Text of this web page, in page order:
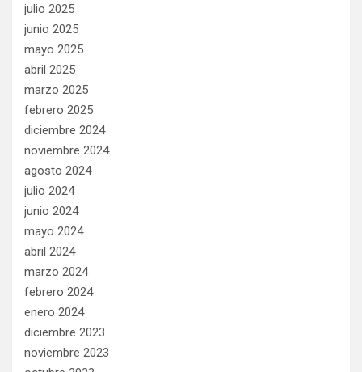
julio 2025
junio 2025
mayo 2025
abril 2025
marzo 2025
febrero 2025
diciembre 2024
noviembre 2024
agosto 2024
julio 2024
junio 2024
mayo 2024
abril 2024
marzo 2024
febrero 2024
enero 2024
diciembre 2023
noviembre 2023